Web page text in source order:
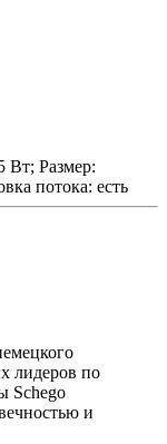
Вт; Размер:
потока: есть
лидеров по
Schego
и